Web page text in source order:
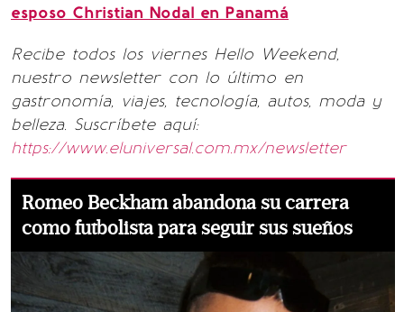
esposo Christian Nodal en Panamá
Recibe todos los viernes Hello Weekend,
nuestro newsletter con lo último en
gastronomía, viajes, tecnología, autos, moda y
belleza. Suscríbete aquí:
https://www.eluniversal.com.mx/newsletter
Romeo Beckham abandona su carrera
como futbolista para seguir sus sueños